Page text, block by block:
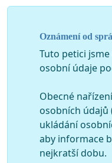
Oznámení od
Tuto petici
osobní údaje
Obecné
osobních údajů
ukládání
aby informace
nejkratší dobu.